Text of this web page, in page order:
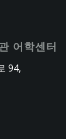
어학센터
94,